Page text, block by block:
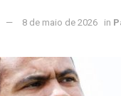
8 de maio de 2026 in